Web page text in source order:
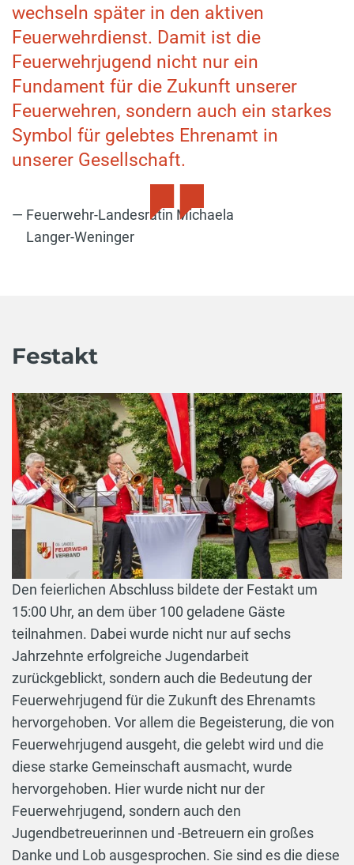
wechseln später in den aktiven
Feuerwehrdienst. Damit ist die
Feuerwehrjugend nicht nur ein
Fundament für die Zukunft unserer
Feuerwehren, sondern auch ein starkes
Symbol für gelebtes Ehrenamt in
unserer Gesellschaft.
Feuerwehr-Landesrätin Michaela
Langer-Weninger
Festakt
Den feierlichen Abschluss bildete der Festakt um
15:00 Uhr, an dem über 100 geladene Gäste
teilnahmen. Dabei wurde nicht nur auf sechs
Jahrzehnte erfolgreiche Jugendarbeit
zurückgeblickt, sondern auch die Bedeutung der
Feuerwehrjugend für die Zukunft des Ehrenamts
hervorgehoben. Vor allem die Begeisterung, die von
Feuerwehrjugend ausgeht, die gelebt wird und die
diese starke Gemeinschaft ausmacht, wurde
hervorgehoben. Hier wurde nicht nur der
Feuerwehrjugend, sondern auch den
Jugendbetreuerinnen und -Betreuern ein großes
Danke und Lob ausgesprochen. Sie sind es die diese